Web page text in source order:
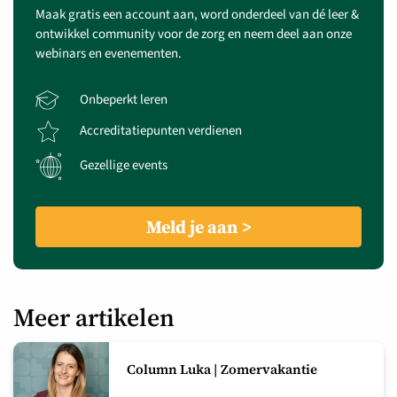
Maak gratis een account aan, word onderdeel van dé leer &
ontwikkel community voor de zorg en neem deel aan onze
webinars en evenementen.
Onbeperkt leren
Accreditatiepunten verdienen
Gezellige events
Meld je aan
Meer artikelen
Column Luka | Zomervakantie